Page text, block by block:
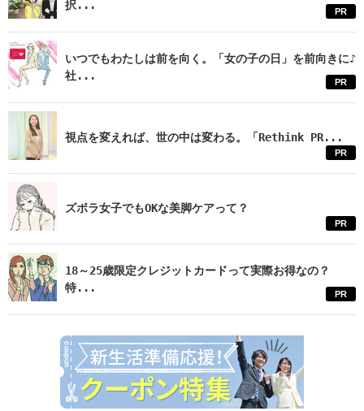
択...
PR
いつでもわたしは前を向く。「女の子の日」を前向きに♪
社...
PR
視点を変えれば、世の中は変わる。「Rethink PR...
PR
ズボラ女子でもOKな美脚ケアって？
PR
18～25歳限定クレジットカードって実際お得なの？
特...
PR